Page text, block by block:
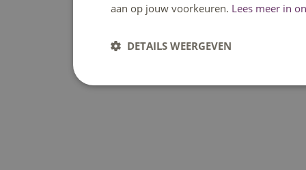
aan op jouw voorkeuren. Lees meer in
DETAILS WEERGEVEN